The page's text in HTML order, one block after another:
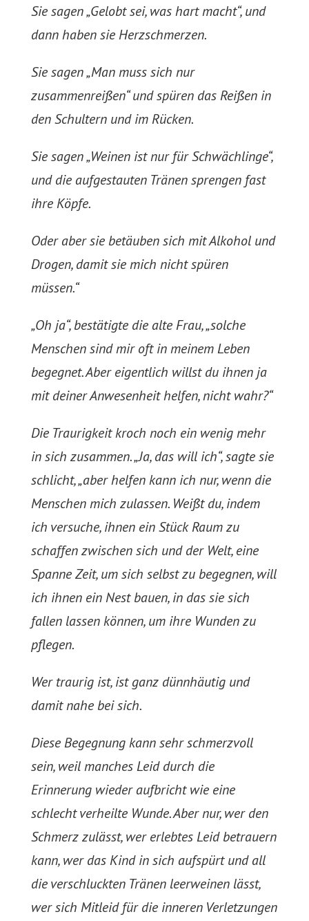
Sie sagen „Gelobt sei, was hart macht“, und
dann haben sie Herzschmerzen.
Sie sagen „Man muss sich nur
zusammenreißen“ und spüren das Reißen in
den Schultern und im Rücken.
Sie sagen „Weinen ist nur für Schwächlinge“,
und die aufgestauten Tränen sprengen fast
ihre Köpfe.
Oder aber sie betäuben sich mit Alkohol und
Drogen, damit sie mich nicht spüren
müssen.“
„Oh ja“, bestätigte die alte Frau, „solche
Menschen sind mir oft in meinem Leben
begegnet. Aber eigentlich willst du ihnen ja
mit deiner Anwesenheit helfen, nicht wahr?“
Die Traurigkeit kroch noch ein wenig mehr
in sich zusammen. „Ja, das will ich“, sagte sie
schlicht, „aber helfen kann ich nur, wenn die
Menschen mich zulassen. Weißt du, indem
ich versuche, ihnen ein Stück Raum zu
schaffen zwischen sich und der Welt, eine
Spanne Zeit, um sich selbst zu begegnen, will
ich ihnen ein Nest bauen, in das sie sich
fallen lassen können, um ihre Wunden zu
pflegen.
Wer traurig ist, ist ganz dünnhäutig und
damit nahe bei sich.
Diese Begegnung kann sehr schmerzvoll
sein, weil manches Leid durch die
Erinnerung wieder aufbricht wie eine
schlecht verheilte Wunde. Aber nur, wer den
Schmerz zulässt, wer erlebtes Leid betrauern
kann, wer das Kind in sich aufspürt und all
die verschluckten Tränen leerweinen lässt,
wer sich Mitleid für die inneren Verletzungen